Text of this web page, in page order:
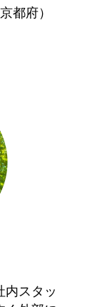
都府）
内スタッ